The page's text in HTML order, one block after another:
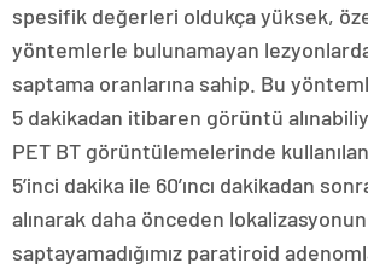
spesifik değerleri oldukça yüksek,
yöntemlerle bulunamayan
saptama oranlarına sahip. Bu
5 dakikadan itibaren görüntü
PET BT görüntülemelerinde
5’inci dakika ile 60’ıncı dakikadan
alınarak daha önceden
saptayamadığımız paratiroid